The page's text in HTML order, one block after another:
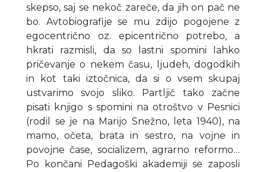
skepso, saj se nekoč zareče, da jih on pač ne
bo. Avtobiografije se mu zdijo pogojene z
egocentrično oz. epicentrično potrebo, a
hkrati razmisli, da so lastni spomini lahko
pričevanje o nekem času, ljudeh, dogodkih
in kot taki iztočnica, da si o vsem skupaj
ustvarimo svojo sliko. Partljič tako začne
pisati knjigo s spomini na otroštvo v Pesnici
(rodil se je na Marijo Snežno, leta 1940), na
mamo, očeta, brata in sestro, na vojne in
povojne čase, socializem, agrarno reformo…
Po končani Pedagoški akademiji se zaposli